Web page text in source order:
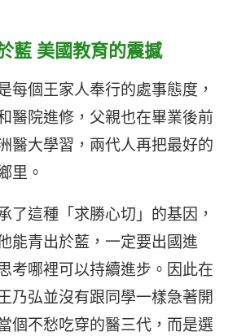
藍 美國教育的震撼
每個王家人奉行的處事態度，
醫院進修，父親也在畢業後前
醫大學習，兩代人再把最好的
里。
了這種「求勝心切」的基因，
能青出於藍，一定要出國進
考哪裡可以持續進步。因此在
乃弘並沒有跟同學一樣急著開
個不愁吃穿的醫三代，而是選